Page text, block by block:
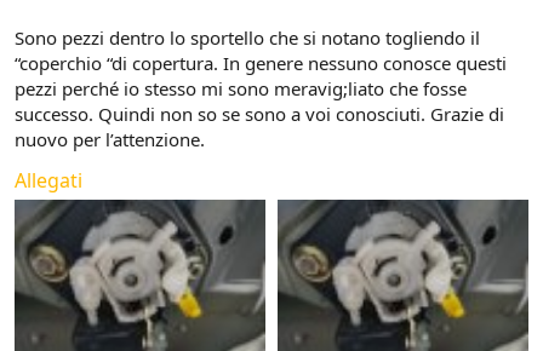
Sono pezzi dentro lo sportello che si notano togliendo il
“coperchio “di copertura. In genere nessuno conosce questi
pezzi perché io stesso mi sono meravig;liato che fosse
successo. Quindi non so se sono a voi conosciuti. Grazie di
nuovo per l’attenzione.
Allegati